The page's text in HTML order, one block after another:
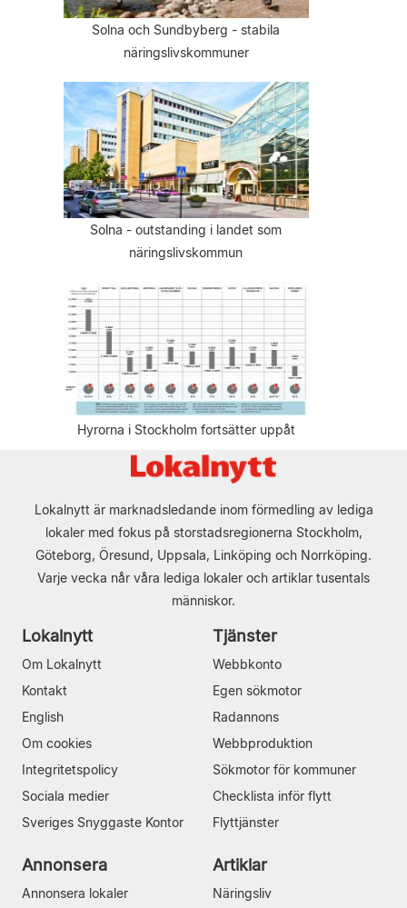
Solna och Sundbyberg - stabila
näringslivskommuner
Solna - outstanding i landet som
näringslivskommun
Hyrorna i Stockholm fortsätter uppåt
Lokalnytt är marknadsledande inom förmedling av lediga
lokaler med fokus på storstadsregionerna Stockholm,
Göteborg, Öresund, Uppsala, Linköping och Norrköping.
Varje vecka når våra lediga lokaler och artiklar tusentals
människor.
Lokalnytt
Om Lokalnytt
Kontakt
English
Om cookies
Integritetspolicy
Sociala medier
Sveriges Snyggaste Kontor
Tjänster
Webbkonto
Egen sökmotor
Radannons
Webbproduktion
Sökmotor för kommuner
Checklista inför flytt
Flyttjänster
Annonsera
Annonsera lokaler
Artiklar
Näringsliv